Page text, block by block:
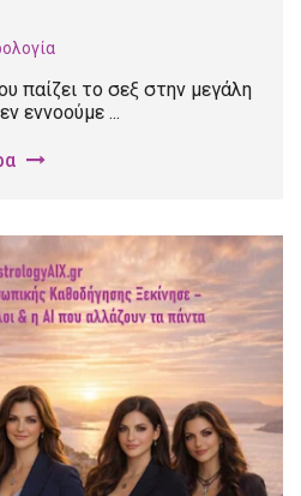
παίζει το σεξ στην μεγάλη
εννοούμε ...